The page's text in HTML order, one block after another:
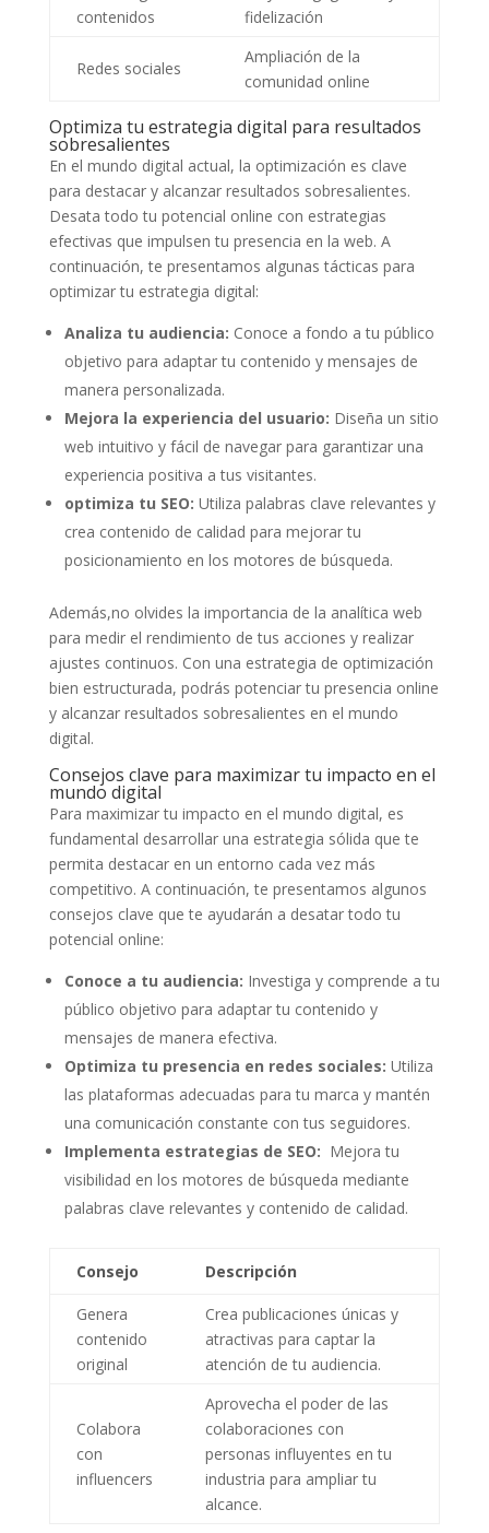
contenidos
fidelización
Redes sociales
Ampliación de la
⁢comunidad online
Optimiza tu estrategia⁤ digital para resultados
sobresalientes
En el⁤ mundo digital actual, la optimización es clave
para destacar y alcanzar resultados sobresalientes.
Desata todo tu potencial online con estrategias
efectivas ⁤que impulsen ‌tu ‍presencia‍ en la web.‍ A
continuación, te‌ presentamos algunas tácticas para
optimizar tu‍ estrategia⁣ digital:
Analiza tu audiencia: Conoce a fondo a tu ​público
objetivo para adaptar ⁤tu contenido y mensajes de
manera personalizada.
Mejora⁤ la experiencia ‍del usuario: Diseña un sitio
web intuitivo y fácil de navegar para garantizar‌ una‍
experiencia positiva ⁢a tus visitantes.
optimiza tu SEO: Utiliza palabras clave relevantes y
crea ⁤contenido de‌ calidad para mejorar tu
posicionamiento en los motores de búsqueda.
Además,no⁢ olvides la importancia de la analítica web
para medir el rendimiento de tus ​acciones y realizar
ajustes continuos.⁣ Con una estrategia‌ de optimización
bien estructurada, podrás potenciar tu presencia online
y alcanzar resultados sobresalientes en el mundo
digital.
Consejos⁤ clave para maximizar tu impacto⁣ en⁢ el
mundo digital
Para maximizar tu impacto en el mundo digital, es
fundamental desarrollar una estrategia sólida que te
‌permita destacar en un entorno cada vez más
competitivo. A continuación, te presentamos algunos
consejos clave que te ayudarán a desatar todo tu
potencial online:
Conoce a tu audiencia: Investiga y comprende a tu
público objetivo para adaptar tu contenido y‍
mensajes de manera efectiva.
Optimiza tu presencia​ en redes ⁤sociales: Utiliza
las plataformas adecuadas para tu marca y mantén
una comunicación constante con tus seguidores.
Implementa estrategias de SEO: ‍ Mejora tu
visibilidad⁣ en los motores de búsqueda ⁣mediante
palabras clave relevantes y contenido de calidad.
Consejo Descripción
Genera
contenido
original
Crea publicaciones únicas y
atractivas ‌para captar la
atención ‍de tu audiencia.
Colabora
con‍
influencers
Aprovecha el poder de las
colaboraciones‍ con
‍personas influyentes ⁢en tu
industria ​para ampliar tu
alcance.